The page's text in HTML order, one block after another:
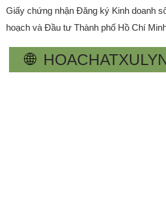
Giấy chứng nhận Đăng ký Kinh doanh
hoạch và Đầu tư Thành phố Hồ Chí
🌐